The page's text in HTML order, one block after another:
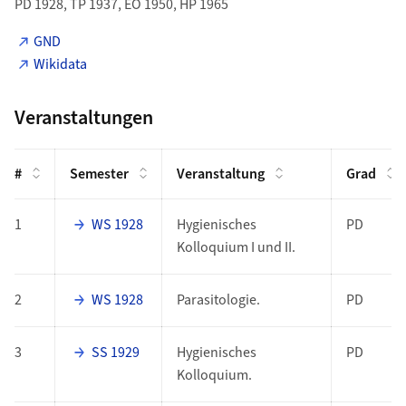
PD 1928, TP 1937, EO 1950, HP 1965
GND
Wikidata
Veranstaltungen
# Semester Veranstaltung Grad
1 WS 1928
Hygienisches
Kolloquium I und II.
PD
2 WS 1928 Parasitologie. PD
3 SS 1929
Hygienisches
Kolloquium.
PD